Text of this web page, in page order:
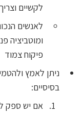
לקשיים
לאנשים
ומוטביציה
פיקוח צמוד
בסיסיים:
אם יש ספק